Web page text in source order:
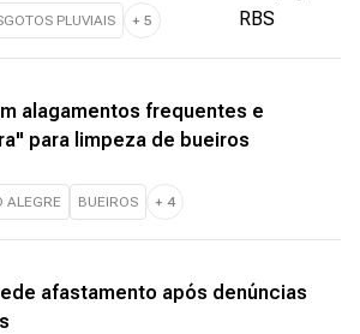
PLUVIAIS + 5
alagamentos frequentes e
para limpeza de bueiros
ALEGRE BUEIROS + 4
afastamento após denúncias